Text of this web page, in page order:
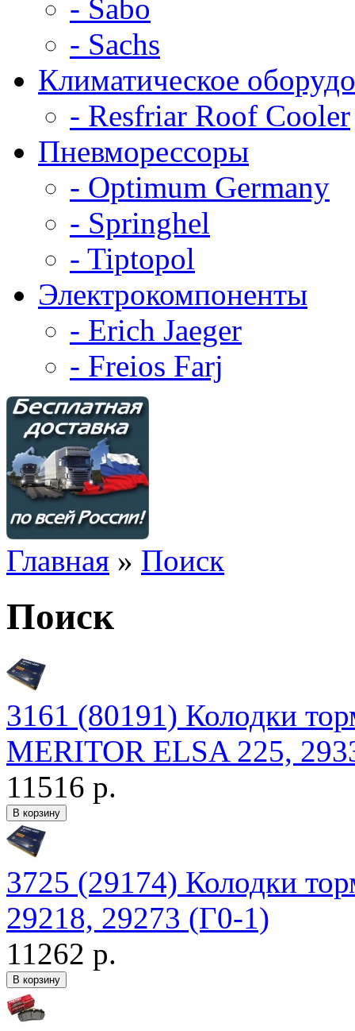
- Sabo
- Sachs
Климатическое
- Resfriar Roof Cooler
Пневморессоры
- Optimum Germany
- Springhel
- Tiptopol
Электрокомпоненты
- Erich Jaeger
- Freios Farj
Главная » Поиск
Поиск
3161 (80191) Колодки
MERITOR ELSA 225,
11516 р.
3725 (29174) Колодки
29218, 29273 (Г0-1)
11262 р.